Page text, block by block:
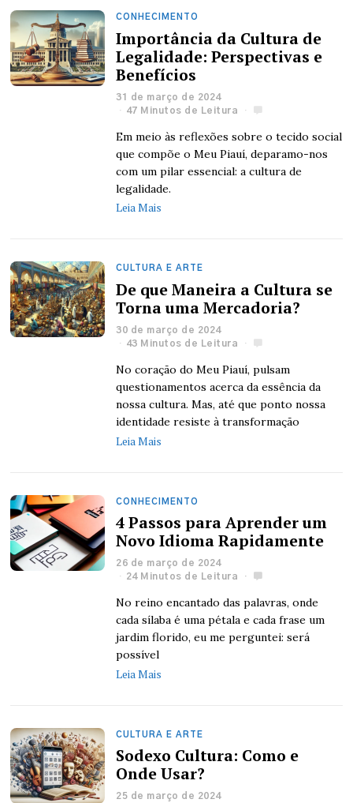
CONHECIMENTO
Importância da Cultura de
Legalidade: Perspectivas e
Benefícios
31 de março de 2024
47 Minutos de Leitura
Em meio às reflexões sobre o tecido social
que compõe o Meu Piauí, deparamo-nos
com um pilar essencial: a cultura de
legalidade.
Leia Mais
CULTURA E ARTE
De que Maneira a Cultura se
Torna uma Mercadoria?
30 de março de 2024
43 Minutos de Leitura
No coração do Meu Piauí, pulsam
questionamentos acerca da essência da
nossa cultura. Mas, até que ponto nossa
identidade resiste à transformação
Leia Mais
CONHECIMENTO
4 Passos para Aprender um
Novo Idioma Rapidamente
26 de março de 2024
24 Minutos de Leitura
No reino encantado das palavras, onde
cada sílaba é uma pétala e cada frase um
jardim florido, eu me perguntei: será
possível
Leia Mais
CULTURA E ARTE
Sodexo Cultura: Como e
Onde Usar?
25 de março de 2024